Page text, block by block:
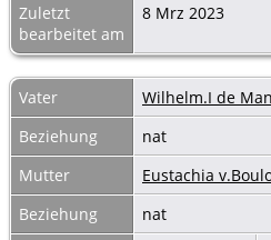
Zuletzt
bearbeitet am
8 Mrz 2023
Vater
Wilhelm.I de
Beziehung
nat
Mutter
Eustachia
Beziehung
nat